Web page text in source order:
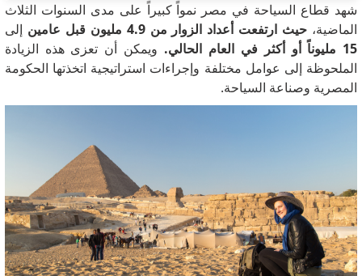
شهد قطاع السياحة في مصر نمواً كبيراً على مدى السنوات الثلاث
الماضية، حيث ارتفعت أعداد الزوار من 4.9 مليون قبل عامين
إلى
15 مليوناً أو أكثر في العام الحالي.
ويمكن أن تعزى هذه الزيادة
الملحوظة إلى عوامل مختلفة وإجراءات استراتيجية اتخذتها الحكومة
المصرية وصناعة السياحة.